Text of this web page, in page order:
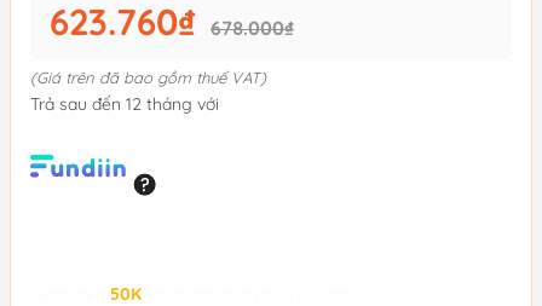
623.760₫ 678.000₫
(Giá trên đã bao gồm thuế VAT)
Trả sau đến 12 tháng với
50K